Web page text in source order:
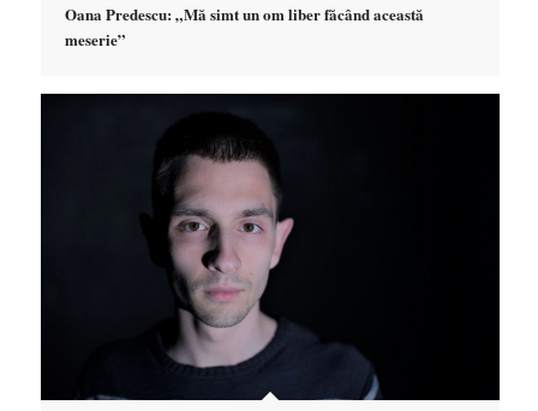
Oana Predescu: „Mă simt un om liber făcând această
meserie”